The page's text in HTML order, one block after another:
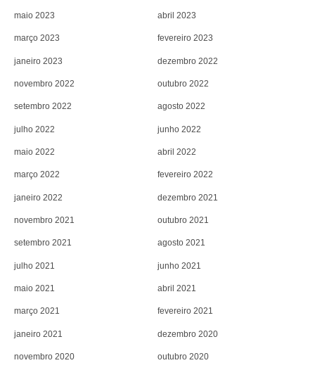
maio 2023 abril 2023
março 2023 fevereiro 2023
janeiro 2023 dezembro 2022
novembro 2022 outubro 2022
setembro 2022 agosto 2022
julho 2022 junho 2022
maio 2022 abril 2022
março 2022 fevereiro 2022
janeiro 2022 dezembro 2021
novembro 2021 outubro 2021
setembro 2021 agosto 2021
julho 2021 junho 2021
maio 2021 abril 2021
março 2021 fevereiro 2021
janeiro 2021 dezembro 2020
novembro 2020 outubro 2020